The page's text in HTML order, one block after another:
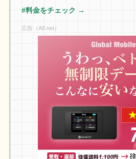
#料金をチェック →
広告（A8.net）